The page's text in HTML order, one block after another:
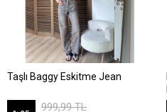
Taşlı Baggy Eskitme Jean
999,99 TL